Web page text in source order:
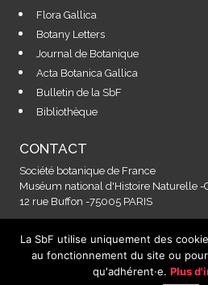
Flora Gallica
Botany Letters
Journal de Botanique
Acta Botanica Gallica
Bulletin de la SbF
Bibliothèque
CONTACT
Société botanique de France
Muséum national d'Histoire Naturelle -
12 rue Buffon -75005 PARIS
Contactez-nous à l'adresse :
La SbF utilise uniquement des
au fonctionnement du site ou
qu'adhérent·e. Plus